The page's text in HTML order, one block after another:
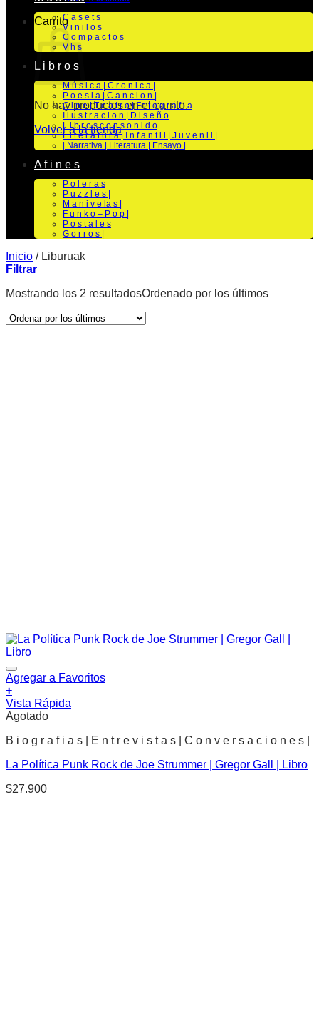
Carrito
No hay productos en el carrito.
Volver a la tienda
C a s e t s
V i n i l o s
C o m p a c t o s
V h s
L i b r o s
M ú s i c a | C r o n i c a |
P o e s i a | C a n c i o n |
C i n e | T e a t r o | Fo t o g r a f i a
I l u s t r a c i o n | D i s e ñ o
L i b r o s c o n s o n i d o
L i t e r a t u r a | I n f a n t i l | J u v e n i l |
| Narrativa | Literatura | Ensayo |
A f i n e s
P o l e r a s
P u z z l e s |
M a n i v e la s |
F u n k o – P o p |
P o s t a l e s
G o r r o s |
Inicio /Liburuak
Filtrar
Mostrando los 2 resultadosOrdenado por los últimos
Agregar a Favoritos
+
Vista Rápida
Agotado
B i o g r a f i a s | E n t r e v i s t a s | C o n v e r s a c i o n e s |
La Política Punk Rock de Joe Strummer | Gregor Gall | Libro
$27.900